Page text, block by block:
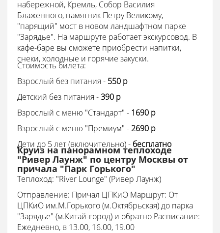
набережной, Кремль, Собор Василия
Блаженного, памятник Петру Великому,
"парящий" мост в новом ландшафтном парке
"Зарядье". На маршруте работает экскурсовод. В
кафе-баре вы сможете приобрести напитки,
снеки, холодные и горячие закуски.
Стоимость билета:
Взрослый без питания - 550 p
Детский без питания -390 p
Взрослый с меню "Стандарт" - 1690 p
Взрослый с меню "Премиум" -2690 p
Дети до 5 лет (включительно) - бесплатно
Круиз на панорамном теплоходе
"Ривер Лаунж" по центру Москвы от
причала "Парк Горького"
Теплоход: "River Lounge" (Ривер Лаунж)
Отправление: Причал ЦПКиО Маршрут: От
ЦПКиО им.М.Горького (м.Октябрьская) до парка
"Зарядье" (м.Китай-город) и обратно Расписание:
Ежедневно, в 13.00, 16.00, 19.00